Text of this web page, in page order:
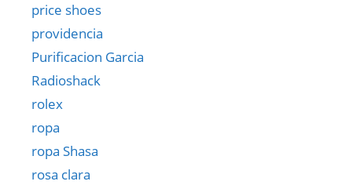
price shoes
providencia
Purificacion Garcia
Radioshack
rolex
ropa
ropa Shasa
rosa clara